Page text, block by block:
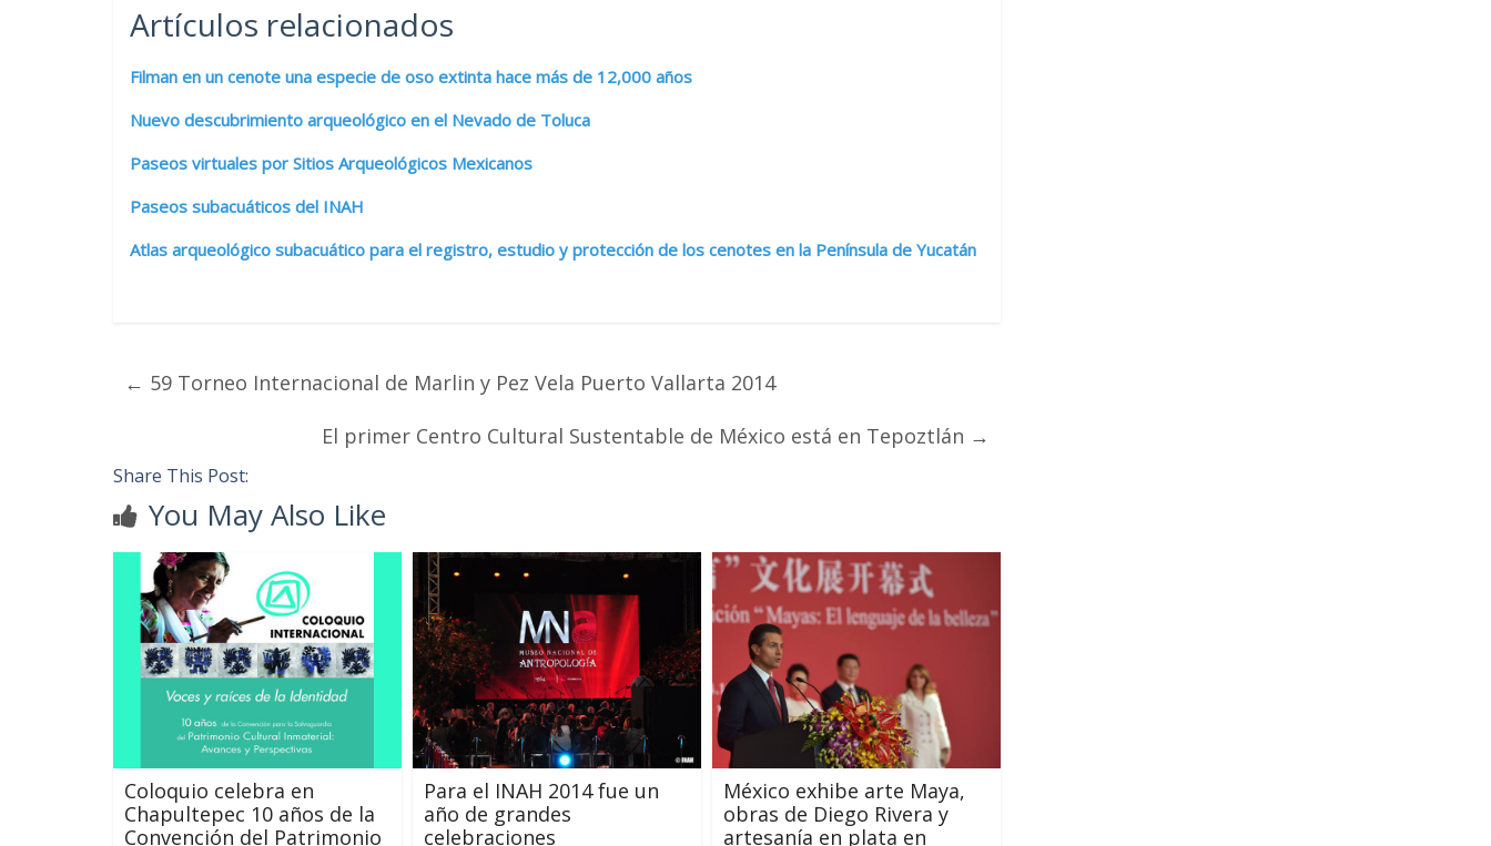
Artículos relacionados
Filman en un cenote una especie de oso extinta hace más de 12,000 años
Nuevo descubrimiento arqueológico en el Nevado de Toluca
Paseos virtuales por Sitios Arqueológicos Mexicanos
Paseos subacuáticos del INAH
Atlas arqueológico subacuático para el registro, estudio y protección de los cenotes en la Península de Yucatán
← 59 Torneo Internacional de Marlin y Pez Vela Puerto Vallarta 2014
El primer Centro Cultural Sustentable de México está en Tepoztlán →
Share This Post:
You May Also Like
Coloquio celebra en
Chapultepec 10 años de la
Convención del Patrimonio
Para el INAH 2014 fue un
año de grandes
celebraciones
México exhibe arte Maya,
obras de Diego Rivera y
artesanía en plata en